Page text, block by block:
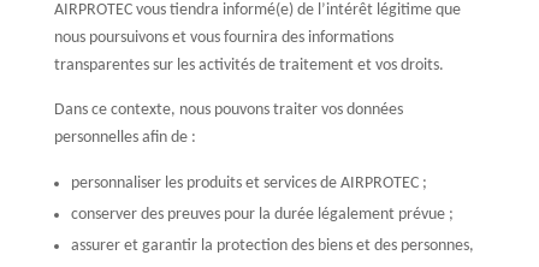
AIRPROTEC vous tiendra informé(e) de l’intérêt légitime que
nous poursuivons et vous fournira des informations
transparentes sur les activités de traitement et vos droits.
Dans ce contexte, nous pouvons traiter vos données
personnelles afin de :
personnaliser les produits et services de AIRPROTEC ;
conserver des preuves pour la durée légalement prévue ;
assurer et garantir la protection des biens et des personnes,